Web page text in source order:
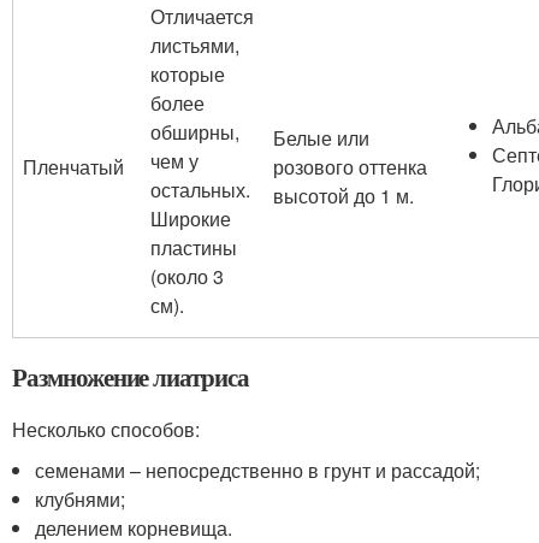
Пленчатый
Отличается
листьями,
которые
более
обширны,
чем у
остальных.
Широкие
пластины
(около 3
см).
Белые или
розового оттенка
высотой до 1 м.
Размножение лиатриса
Несколько способов:
семенами – непосредственно в грунт и рассадой;
клубнями;
делением корневища.